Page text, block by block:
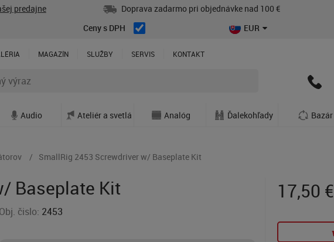
predajne
Doprava zadarmo pri objednávke nad 100 €
Ceny s DPH
EUR
MAGAZÍN SLUŽBY SERVIS KONTAKT
Audio Ateliér a svetlá Analóg Ďalekohľady Bazár
SmallRig 2453 Screwdriver w/ Baseplate Kit
Baseplate Kit
Obj. čislo: 2453
17,50 €